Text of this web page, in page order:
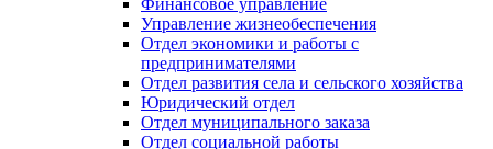
Финансовое управление
Управление жизнеобеспечения
Отдел экономики и работы с
предпринимателями
Отдел развития села и сельского хозяйства
Юридический отдел
Отдел муниципального заказа
Отдел социальной работы